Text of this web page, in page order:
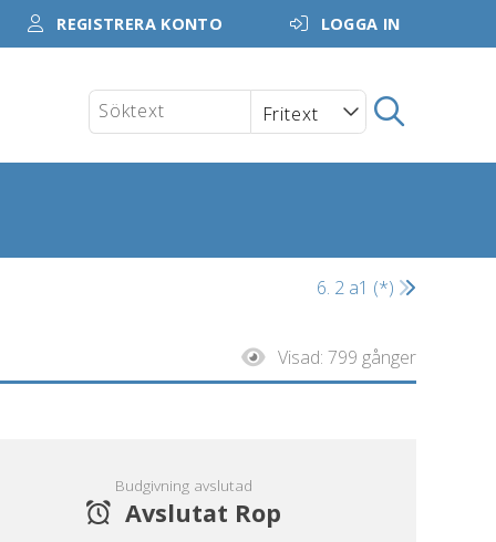
REGISTRERA KONTO LOGGA IN
6. 2 a1 (*)
Visad: 799 gånger
Budgivning avslutad
Avslutat Rop